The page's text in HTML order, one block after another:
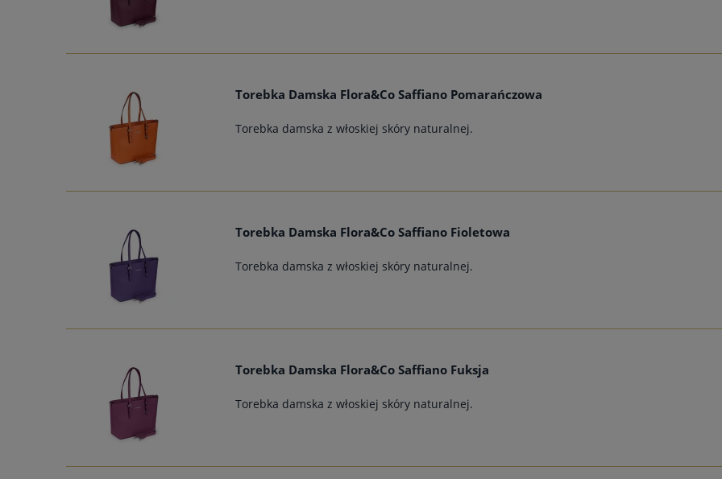
Torebka Damska Flora&Co Saffiano Pomarańczowa
Torebka damska z włoskiej skóry naturalnej.
Torebka Damska Flora&Co Saffiano Fioletowa
Torebka damska z włoskiej skóry naturalnej.
Torebka Damska Flora&Co Saffiano Fuksja
Torebka damska z włoskiej skóry naturalnej.